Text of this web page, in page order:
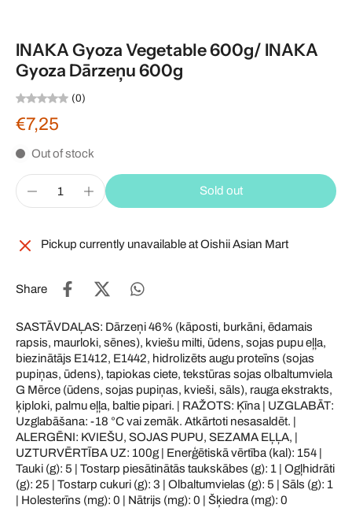
INAKA Gyoza Vegetable 600g/ INAKA
Gyoza Dārzeņu 600g
(0)
€7,25
Out of stock
Sold out
Pickup currently unavailable atOishii Asian Mart
Share
SASTĀVDAĻAS: Dārzeņi 46% (kāposti, burkāni, ēdamais
rapsis, maurloki, sēnes), kviešu milti, ūdens, sojas pupu eļļa,
biezinātājs E1412, E1442, hidrolizēts augu proteīns (sojas
pupiņas, ūdens), tapiokas ciete, tekstūras sojas olbaltumviela
G Mērce (ūdens, sojas pupiņas, kvieši, sāls), rauga ekstrakts,
ķiploki, palmu eļļa, baltie pipari. | RAŽOTS: Ķīna | UZGLABĀT:
Uzglabāšana: -18 °C vai zemāk. Atkārtoti nesasaldēt. |
ALERGĒNI: KVIEŠU, SOJAS PUPU, SEZAMA EĻĻA, |
UZTURVĒRTĪBA UZ: 100g | Enerģētiskā vērtība (kal): 154 |
Tauki (g): 5 | Tostarp piesātinātās taukskābes (g): 1 | Ogļhidrāti
(g): 25 | Tostarp cukuri (g): 3 | Olbaltumvielas (g): 5 | Sāls (g): 1
| Holesterīns (mg): 0 | Nātrijs (mg): 0 | Šķiedra (mg): 0